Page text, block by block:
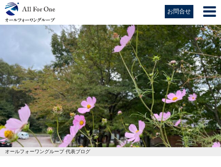
お問合せ
オールフォーワングループ 代表ブログ